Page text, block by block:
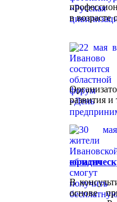
в возрасте
развития и
В
основе